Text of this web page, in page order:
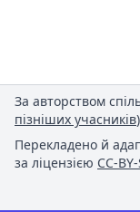
За авторством
пізніших учасників
Перекладено й
за ліцензією CC-